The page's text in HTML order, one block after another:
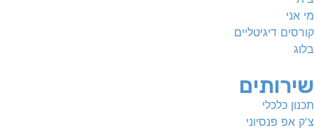
מי אני
קורסים דיגיטליים
בלוג
שירותים
תכנון כלכלי
צ'ק אפ פנסיוני